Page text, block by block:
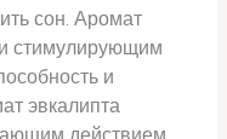
сон. Аромат
стимулирующим
и
эвкалипта